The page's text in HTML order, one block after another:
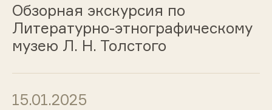
Обзорная экскурсия по
Литературно-этнографическому
музею Л. Н. Толстого
15.01.2025